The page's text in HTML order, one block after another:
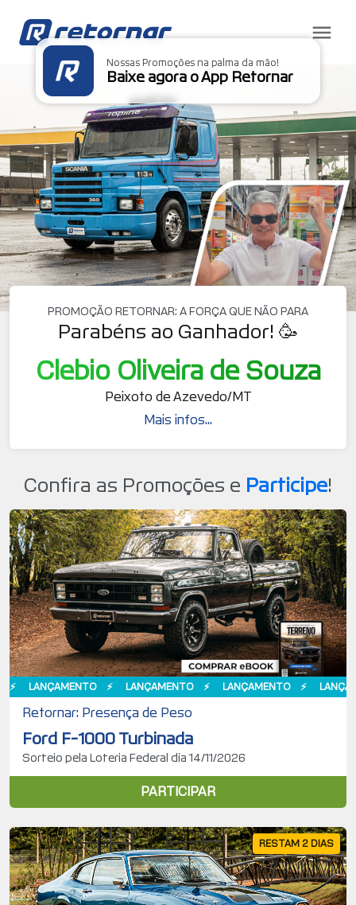
Nossas Promoções na palma da mão!
Baixe agora o App Retornar
PROMOÇÃO RETORNAR: A FORÇA QUE NÃO PARA
Parabéns ao Ganhador! 🥳
Clebio Oliveira de Souza
Peixoto de Azevedo/MT
Mais infos...
Confira as Promoções e Participe!
LANÇAMENTO LANÇAMENTO LANÇAMENTO
Retornar: Presença de Peso
Ford F-1000 Turbinada
Sorteio pela Loteria Federal dia 14/11/2026
PARTICIPAR
RESTAM 2 DIAS